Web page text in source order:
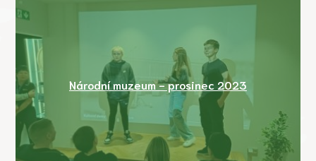
Národní muzeum - prosinec 2023